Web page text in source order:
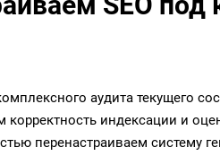
аудита текущего
корректность индексации и
перенастраиваем систему